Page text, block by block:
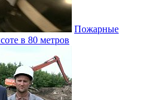
Пожарные
в 80 метров